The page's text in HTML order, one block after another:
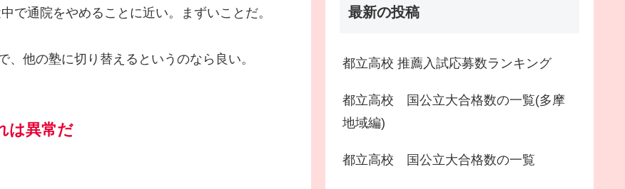
で通院をやめることに近い。まずいことだ。
他の塾に切り替えるというのなら良い。
は異常だ
最新の投稿
都立高校 推薦入試応募数ランキング
都立高校 国公立大合格数の一覧(多摩
地域編)
都立高校 国公立大合格数の一覧